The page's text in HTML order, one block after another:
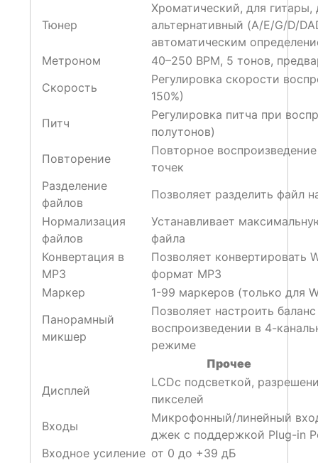
Тюнер
Хроматический, для гитары,
альтернативный (A/E/G/D/
автоматическим
Метроном
40–250 BPM, 5 тонов,
Скорость
Регулировка скорости
150%)
Питч
Регулировка питча при
полутонов)
Повторение
Повторное
точек
Разделение
файлов
Позволяет разделить файл
Нормализация
файлов
Устанавливает
файла
Конвертация в
MP3
Позволяет конвертировать
формат MP3
Маркер
1-99 маркеров (только для
Панорамный
микшер
Позволяет настроить
воспроизведении в 4-
режиме
Прочее
Дисплей
LCDс подсветкой,
пикселей
Входы
Микрофонный/линейный
джек с поддержкой Plug-in
Входное усиление от 0 до +39 дБ